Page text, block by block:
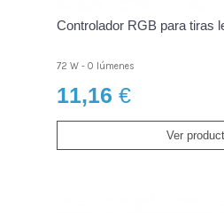
Controlador RGB para tiras
72 W - 0 lúmenes
11,16 €
Ver